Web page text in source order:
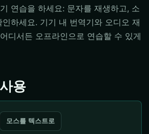
연습을 하세요: 문자를 재생하고, 소
하세요. 기기 내 번역기와 오디오 재
디서든 오프라인으로 연습할 수 있게
용
모스를 텍스트로